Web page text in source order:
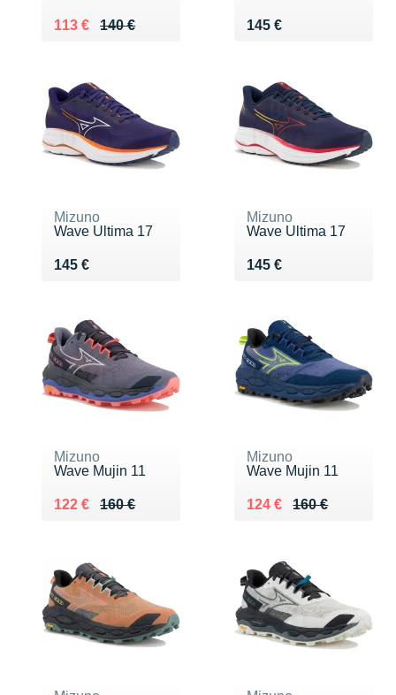
140 €
Au lieu de 140 €
113 €
Vendu 113 € 145 €
Vendu 145 €
Mizuno
Wave Ultima 17
145 €
Vendu 145 €
Mizuno
Wave Ultima 17
145 €
Vendu 145 €
Mizuno
Wave Mujin 11
160 €
Au lieu de 160 €
122 €
Vendu 122 €
Mizuno
Wave Mujin 11
160 €
Au lieu de 160 €
124 €
Vendu 124 €